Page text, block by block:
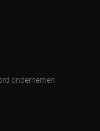
ondernemen